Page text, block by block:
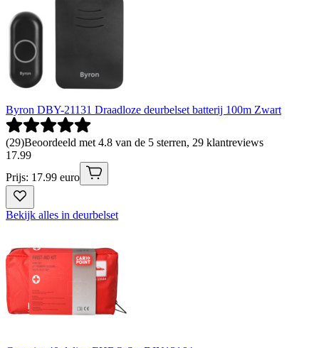
Byron DBY-21131 Draadloze deurbelset batterij 100m Zwart
(29)Beoordeeld met 4.8 van de 5 sterren, 29 klantreviews
17.99
Prijs: 17.99 euro
Bekijk alles in deurbelset